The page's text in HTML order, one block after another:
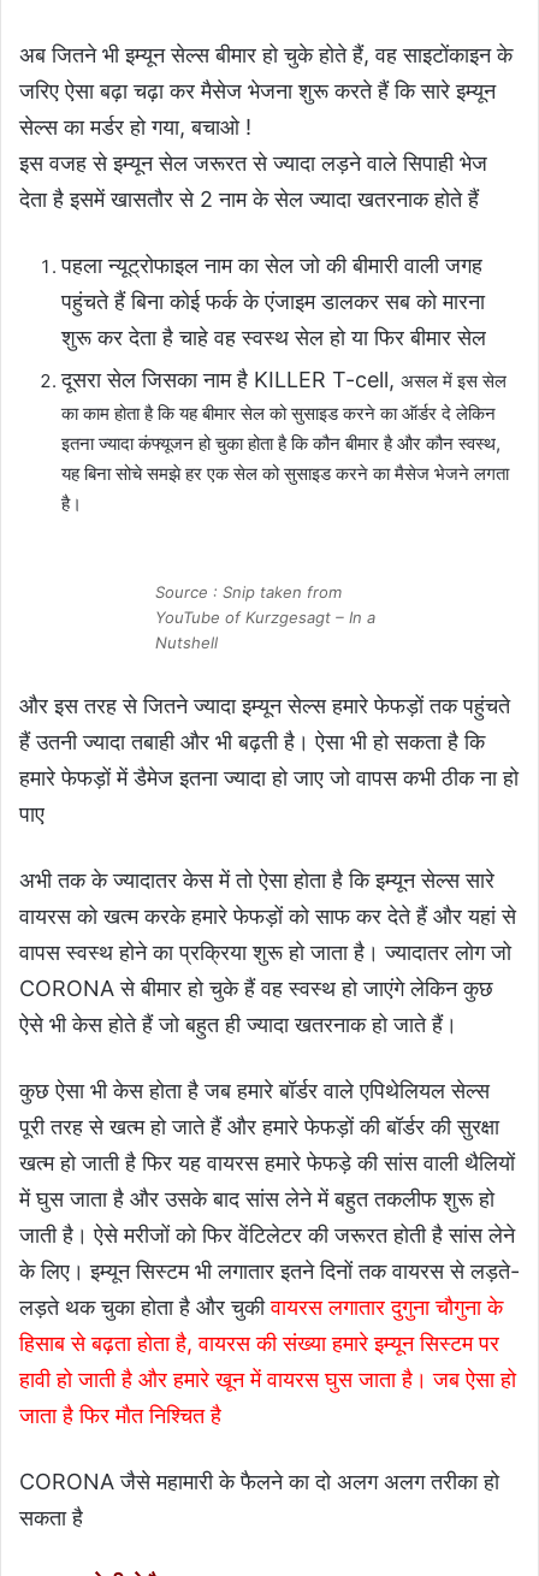
अब जितने भी इम्यून सेल्स बीमार हो चुके होते हैं, वह साइटोंकाइन के
जरिए ऐसा बढ़ा चढ़ा कर मैसेज भेजना शुरू करते हैं कि सारे इम्यून
सेल्स का मर्डर हो गया, बचाओ !
इस वजह से इम्यून सेल जरूरत से ज्यादा लड़ने वाले सिपाही भेज
देता है इसमें खासतौर से 2 नाम के सेल ज्यादा खतरनाक होते हैं
पहला न्यूट्रोफाइल नाम का सेल जो की बीमारी वाली जगह
पहुंचते हैं बिना कोई फर्क के एंजाइम डालकर सब को मारना
शुरू कर देता है चाहे वह स्वस्थ सेल हो या फिर बीमार सेल
दूसरा सेल जिसका नाम है KILLER T-cell, असल में इस सेल
का काम होता है कि यह बीमार सेल को सुसाइड करने का ऑर्डर दे लेकिन
इतना ज्यादा कंफ्यूजन हो चुका होता है कि कौन बीमार है और कौन स्वस्थ,
यह बिना सोचे समझे हर एक सेल को सुसाइड करने का मैसेज भेजने लगता
है।
Source : Snip taken from
YouTube of Kurzgesagt – In a
Nutshell
और इस तरह से जितने ज्यादा इम्यून सेल्स हमारे फेफड़ों तक पहुंचते
हैं उतनी ज्यादा तबाही और भी बढ़ती है। ऐसा भी हो सकता है कि
हमारे फेफड़ों में डैमेज इतना ज्यादा हो जाए जो वापस कभी ठीक ना हो
पाए
अभी तक के ज्यादातर केस में तो ऐसा होता है कि इम्यून सेल्स सारे
वायरस को खत्म करके हमारे फेफड़ों को साफ कर देते हैं और यहां से
वापस स्वस्थ होने का प्रक्रिया शुरू हो जाता है। ज्यादातर लोग जो
CORONA से बीमार हो चुके हैं वह स्वस्थ हो जाएंगे लेकिन कुछ
ऐसे भी केस होते हैं जो बहुत ही ज्यादा खतरनाक हो जाते हैं।
कुछ ऐसा भी केस होता है जब हमारे बॉर्डर वाले एपिथेलियल सेल्स
पूरी तरह से खत्म हो जाते हैं और हमारे फेफड़ों की बॉर्डर की सुरक्षा
खत्म हो जाती है फिर यह वायरस हमारे फेफड़े की सांस वाली थैलियों
में घुस जाता है और उसके बाद सांस लेने में बहुत तकलीफ शुरू हो
जाती है। ऐसे मरीजों को फिर वेंटिलेटर की जरूरत होती है सांस लेने
के लिए। इम्यून सिस्टम भी लगातार इतने दिनों तक वायरस से लड़ते-
लड़ते थक चुका होता है और चुकीवायरस लगातार दुगुना चौगुना के
हिसाब से बढ़ता होता है, वायरस की संख्या हमारे इम्यून सिस्टम पर
हावी हो जाती है और हमारे खून में वायरस घुस जाता है। जब ऐसा हो
जाता है फिर मौत निश्चित है
CORONA जैसे महामारी के फैलने का दो अलग अलग तरीका हो
सकता है